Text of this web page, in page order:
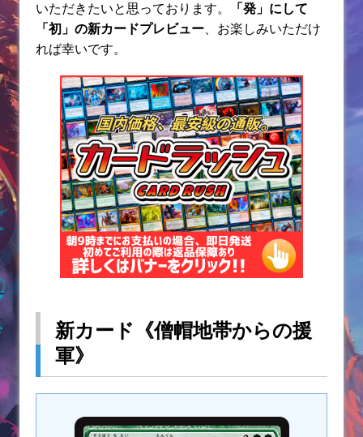
いただきたいと思っております。
「発」にして
「初」の新カードプレビュー 、お楽しみいただけ
れば幸いです。
新カード《僧帽地帯からの援
軍》